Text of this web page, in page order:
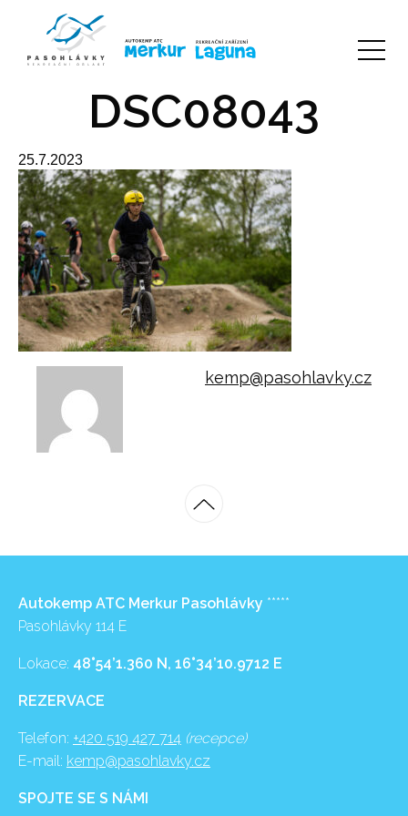
DSC08043
25.7.2023
kemp@pasohlavky.cz
Autokemp ATC Merkur Pasohlávky *****
Pasohlávky 114 E
Lokace: 48°54’1.360 N, 16°34’10.9712 E
REZERVACE
Telefon: +420 519 427 714 (recepce)
E-mail: kemp@pasohlavky.cz
SPOJTE SE S NÁMI